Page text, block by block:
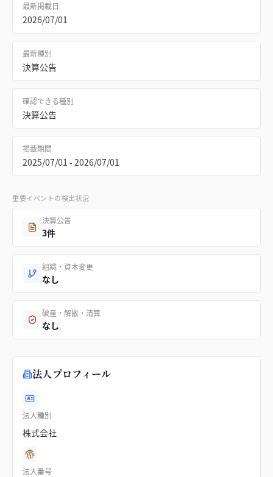
最新掲載日
2026/07/01
最新種別
決算公告
確認できる種別
決算公告
掲載期間
2025/07/01 - 2026/07/01
重要イベントの検出状況
決算公告
3件
組織・資本変更
なし
破産・解散・清算
なし
法人プロフィール
法人種別
株式会社
法人番号